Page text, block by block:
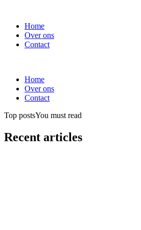
Home
Over ons
Contact
Home
Over ons
Contact
Top postsYou must read
Recent articles